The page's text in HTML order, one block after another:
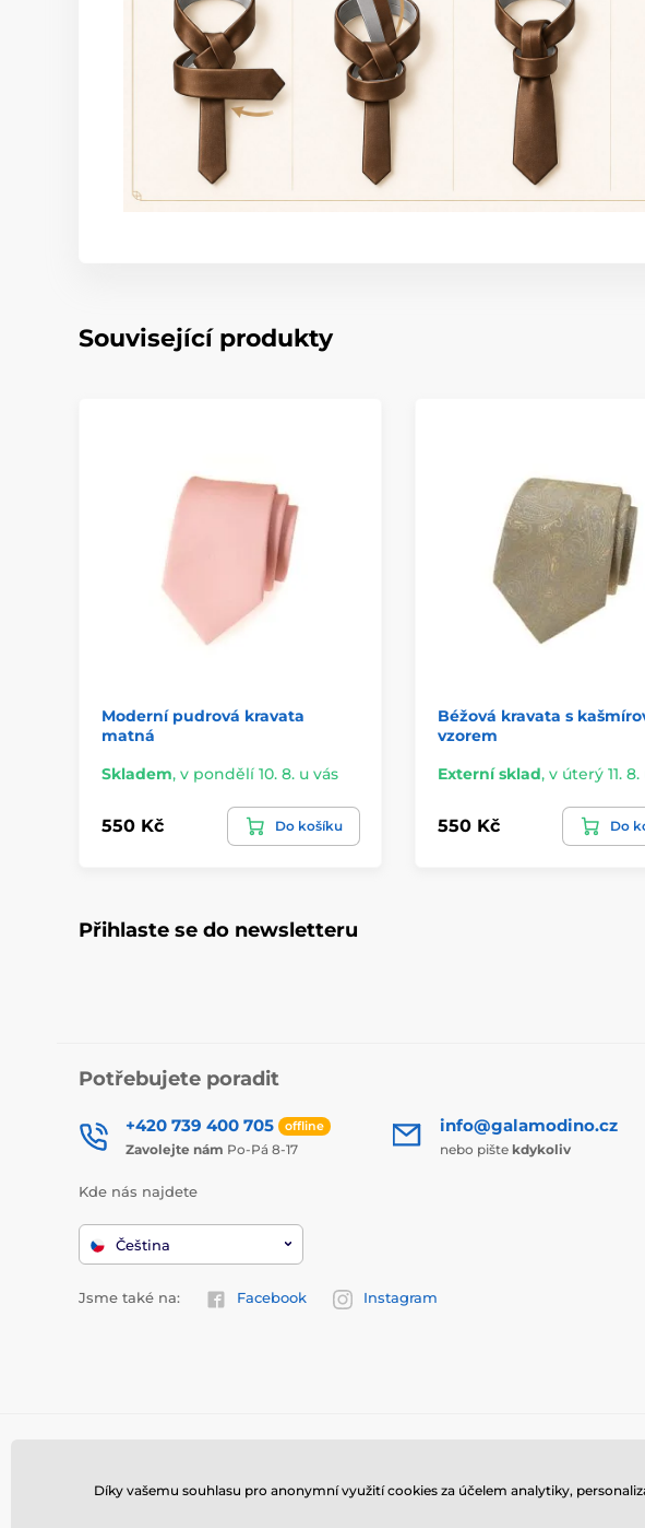
Související produkty
Moderní pudrová kravata
matná
Skladem, v pondělí 10. 8. u vás
550 Kč Do košíku
Béžová kravata s
vzorem
Externí sklad, v úterý 11. 8.
550 Kč Do
Přihlaste se do newsletteru
Potřebujete poradit
+420 739 400 705 offline
Zavolejte nám Po-Pá 8-17
info@galamodino.cz
nebo pište kdykoliv
Kde nás najdete
Čeština
Jsme také na: Facebook Instagram
© 2026
Díky vašemu souhlasu pro anonymní využití cookies za účelem analytiky,